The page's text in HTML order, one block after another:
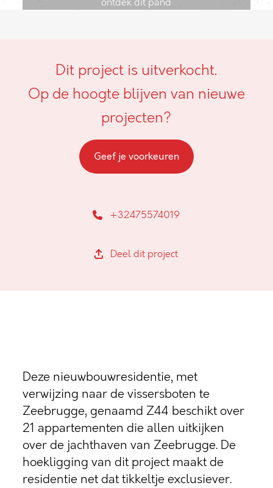
Dit project is uitverkocht.
Op de hoogte blijven van nieuwe
projecten?
Geef je voorkeuren
+32475574019
Deel dit project
Deze nieuwbouwresidentie, met
verwijzing naar de vissersboten te
Zeebrugge, genaamd Z44 beschikt over
21 appartementen die allen uitkijken
over de jachthaven van Zeebrugge. De
hoekligging van dit project maakt de
residentie net dat tikkeltje exclusiever.